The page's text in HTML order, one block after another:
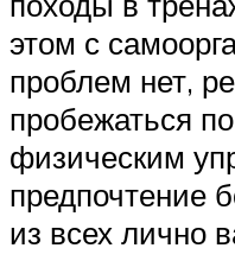
этом с
проблем нет,
пробежаться
физическим
предпочтение
из всех лично